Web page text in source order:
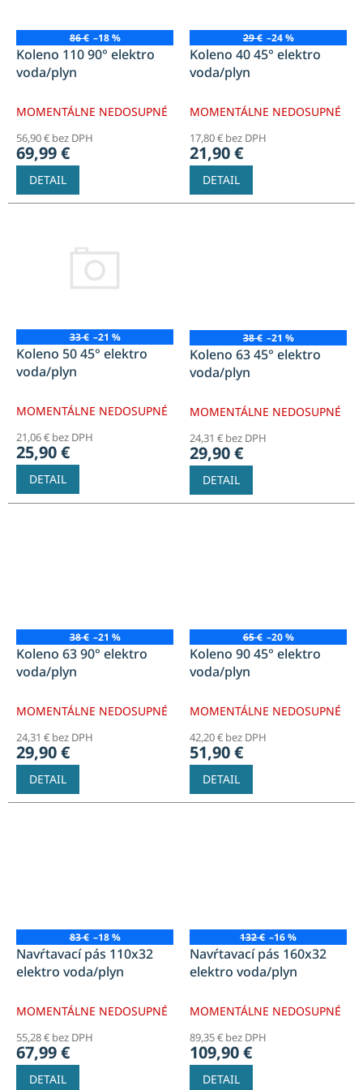
o
u
86 € –18 %
Koleno 110 90° elektro
voda/plyn
MOMENTÁLNE NEDOSUPNÉ
56,90 € bez DPH
69,99 €
DETAIL
29 € –24 %
Koleno 40 45° elektro
voda/plyn
MOMENTÁLNE NEDOSUPNÉ
17,80 € bez DPH
21,90 €
DETAIL
33 € –21 %
Koleno 50 45° elektro
voda/plyn
MOMENTÁLNE NEDOSUPNÉ
21,06 € bez DPH
25,90 €
DETAIL
38 € –21 %
Koleno 63 45° elektro
voda/plyn
MOMENTÁLNE NEDOSUPNÉ
24,31 € bez DPH
29,90 €
DETAIL
38 € –21 %
Koleno 63 90° elektro
voda/plyn
MOMENTÁLNE NEDOSUPNÉ
24,31 € bez DPH
29,90 €
DETAIL
65 € –20 %
Koleno 90 45° elektro
voda/plyn
MOMENTÁLNE NEDOSUPNÉ
42,20 € bez DPH
51,90 €
DETAIL
83 € –18 %
Navŕtavací pás 110x32
elektro voda/plyn
MOMENTÁLNE NEDOSUPNÉ
55,28 € bez DPH
67,99 €
DETAIL
132 € –16 %
Navŕtavací pás 160x32
elektro voda/plyn
MOMENTÁLNE NEDOSUPNÉ
89,35 € bez DPH
109,90 €
DETAIL